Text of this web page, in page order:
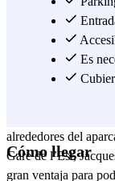
cuestión de
iglesia de Saint-
12 minutos del
encuentra el
alrededores del
Gare de l’Est,
gran ventaja para
Es
Cómo llegar